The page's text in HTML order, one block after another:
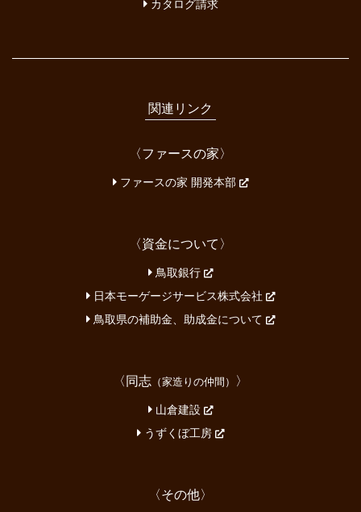
関連リンク
〈ファースの家〉
ファースの家 開発本部
〈資金について〉
鳥取銀行
日本モーゲージサービス株式会社
鳥取県の補助金、助成金について
〈同志 （家造りの仲間） 〉
山倉建設
うずくぼ工房
〈その他〉